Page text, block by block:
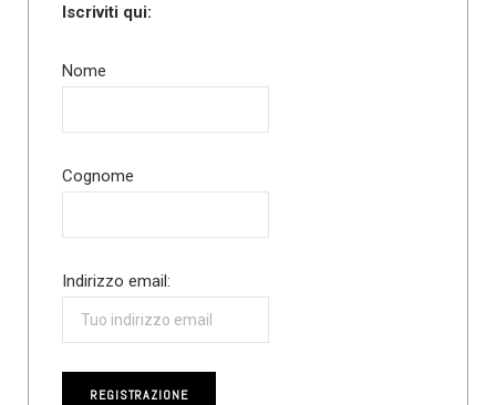
Iscriviti qui:
Nome
Cognome
Indirizzo email: